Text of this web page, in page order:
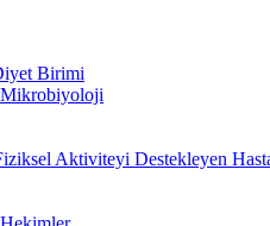
Birimi
Aktiviteyi Destekleyen